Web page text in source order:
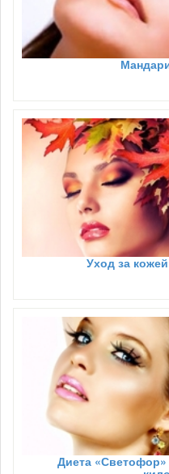
Уход за
Диета